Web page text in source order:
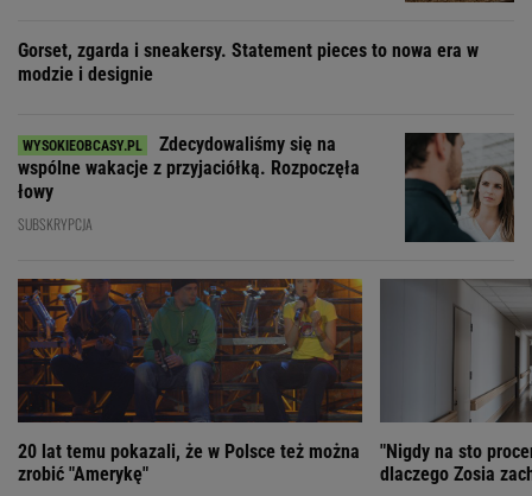
Gorset, zgarda i sneakersy. Statement pieces to nowa era w
modzie i designie
Zdecydowaliśmy się na
wspólne wakacje z przyjaciółką. Rozpoczęła
łowy
SUBSKRYPCJA
20 lat temu pokazali, że w Polsce też można
zrobić "Amerykę"
"Nigdy na sto
dlaczego Zosia